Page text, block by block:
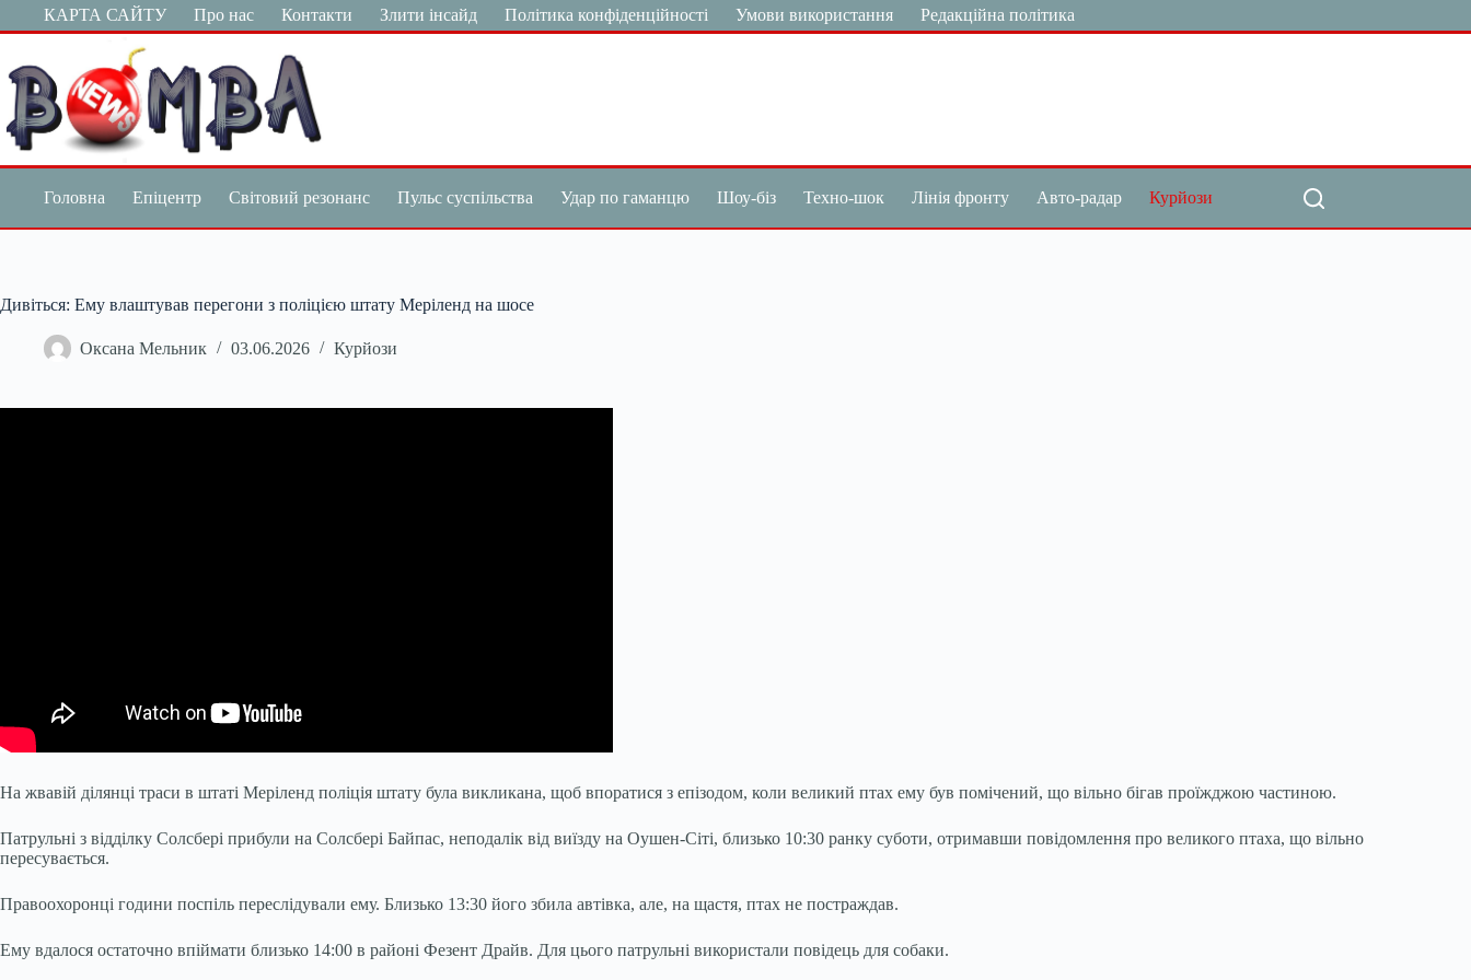
Перейти
до
КАРТА САЙТУ Про нас Контакти Злити інсайд Політика конфіденційності Умови використання Редакційна політика
Головна Епіцентр Світовий резонанс Пульс суспільства Удар по гаманцю Шоу-біз Техно-шок Лінія фронту Авто-радар Курйози
Дивіться: Ему влаштував перегони з поліцією штату Меріленд на шосе
Оксана Мельник 03.06.2026 Курйози
На жвавій ділянці траси в штаті Меріленд поліція штату була викликана, щоб впоратися з епізодом, коли великий птах ему був помічений, що вільно бігав проїжджою частиною.
Патрульні з відділку Солсбері прибули на Солсбері Байпас, неподалік від виїзду на Оушен-Сіті, близько 10:30 ранку суботи, отримавши повідомлення про великого птаха, що вільно
пересувається.
Правоохоронці години поспіль переслідували ему. Близько 13:30 його збила автівка, але, на щастя, птах не постраждав.
Ему вдалося остаточно впіймати близько 14:00 в районі Фезент Драйв. Для цього патрульні використали повідець для собаки.